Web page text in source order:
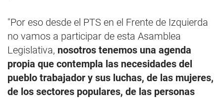
"Por eso desde el PTS en el Frente de Izquierda
no vamos a participar de esta Asamblea
Legislativa, nosotros tenemos una agenda
propia que contempla las necesidades del
pueblo trabajador y sus luchas, de las mujeres,
de los sectores populares, de las personas